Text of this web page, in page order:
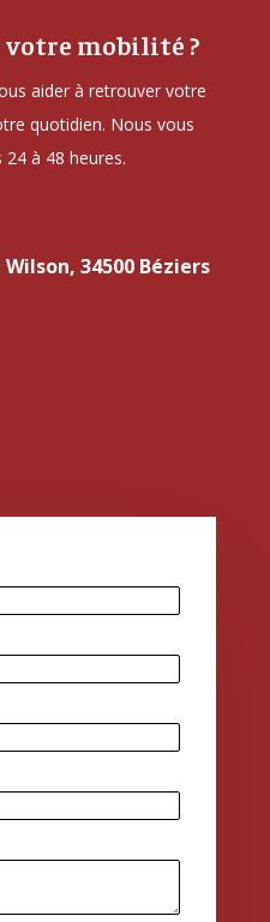
mobilité ?
aider à retrouver votre
quotidien. Nous vous
à 48 heures.
34500 Béziers